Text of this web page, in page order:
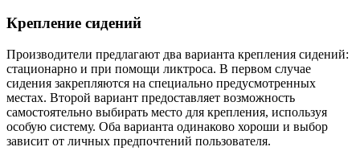
Крепление сидений
Производители предлагают два варианта крепления сидений:
стационарно и при помощи ликтроса. В первом случае
сидения закрепляются на специально предусмотренных
местах. Второй вариант предоставляет возможность
самостоятельно выбирать место для крепления, используя
особую систему. Оба варианта одинаково хороши и выбор
зависит от личных предпочтений пользователя.